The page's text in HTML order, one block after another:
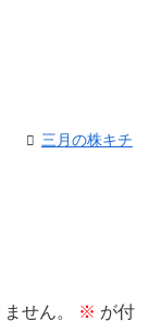
三月の株キチ
せん。 ※ が付